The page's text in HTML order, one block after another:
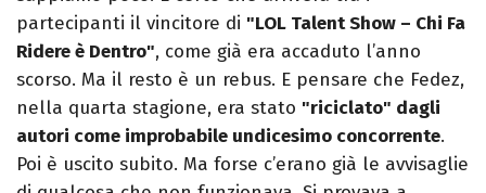
partecipanti il vincitore di "LOL Talent Show – Chi Fa
Ridere è Dentro", come già era accaduto l’anno
scorso. Ma il resto è un rebus. E pensare che Fedez,
nella quarta stagione, era stato "riciclato" dagli
autori come improbabile undicesimo concorrente.
Poi è uscito subito. Ma forse c’erano già le avvisaglie